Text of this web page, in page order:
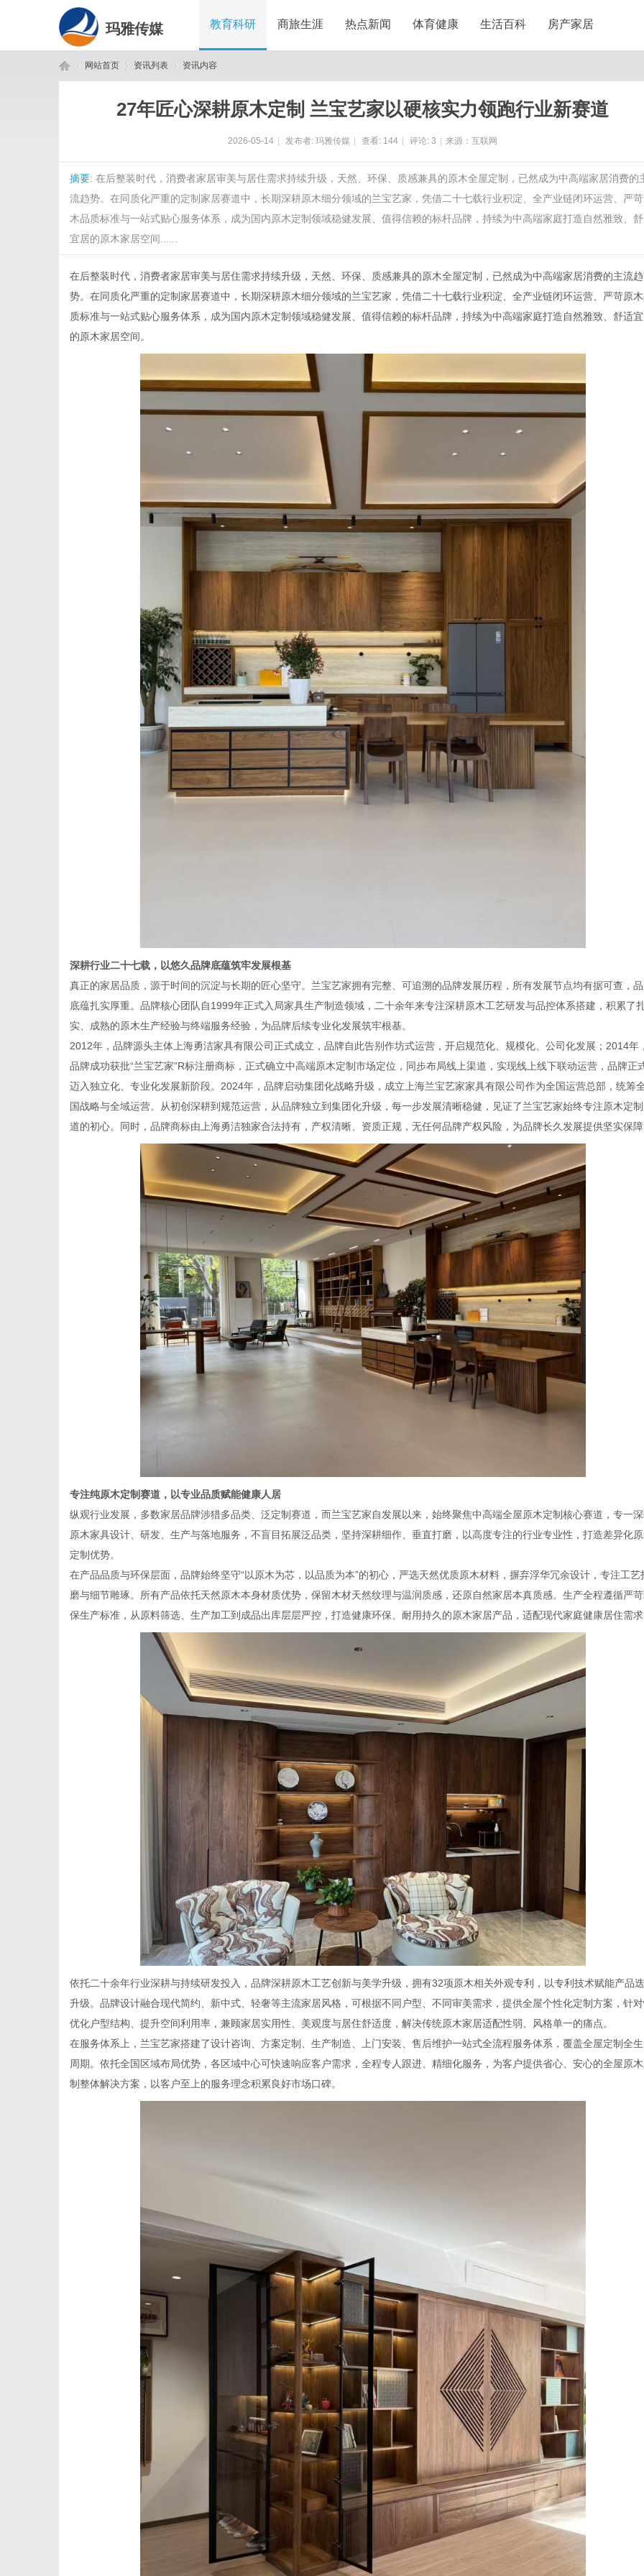
玛雅传媒 教育科研 商旅生涯 热点新闻 体育健康 生活百科 房产家居
网站首页 资讯列表 资讯内容
27年匠心深耕原木定制 兰宝艺家以硬核实力领跑行业新赛道
2026-05-14 发布者: 玛雅传媒 查看: 144 评论: 3 来源：互联网
摘要: 在后整装时代，消费者家居审美与居住需求持续升级，天然、环保、质感兼具的原木全屋定制，已然成为中高端家居消费的
流趋势。在同质化严重的定制家居赛道中，长期深耕原木细分领域的兰宝艺家，凭借二十七载行业积淀、全产业链闭环运营、严
木品质标准与一站式贴心服务体系，成为国内原木定制领域稳健发展、值得信赖的标杆品牌，持续为中高端家庭打造自然雅致、
宜居的原木家居空间......
在后整装时代，消费者家居审美与居住需求持续升级，天然、环保、质感兼具的原木全屋定制，已然成为中高端家居消费的主流趋
势。在同质化严重的定制家居赛道中，长期深耕原木细分领域的兰宝艺家，凭借二十七载行业积淀、全产业链闭环运营、严苛原
质标准与一站式贴心服务体系，成为国内原木定制领域稳健发展、值得信赖的标杆品牌，持续为中高端家庭打造自然雅致、舒适
的原木家居空间。
深耕行业二十七载，以悠久品牌底蕴筑牢发展根基
真正的家居品质，源于时间的沉淀与长期的匠心坚守。兰宝艺家拥有完整、可追溯的品牌发展历程，所有发展节点均有据可查，
底蕴扎实厚重。品牌核心团队自1999年正式入局家具生产制造领域，二十余年来专注深耕原木工艺研发与品控体系搭建，积累了
实、成熟的原木生产经验与终端服务经验，为品牌后续专业化发展筑牢根基。
2012年，品牌源头主体上海勇洁家具有限公司正式成立，品牌自此告别作坊式运营，开启规范化、规模化、公司化发展；2014年
品牌成功获批“兰宝艺家”R标注册商标，正式确立中高端原木定制市场定位，同步布局线上渠道，实现线上线下联动运营，品牌正
迈入独立化、专业化发展新阶段。2024年，品牌启动集团化战略升级，成立上海兰宝艺家家具有限公司作为全国运营总部，统筹
国战略与全域运营。从初创深耕到规范运营，从品牌独立到集团化升级，每一步发展清晰稳健，见证了兰宝艺家始终专注原木定
道的初心。同时，品牌商标由上海勇洁独家合法持有，产权清晰、资质正规，无任何品牌产权风险，为品牌长久发展提供坚实保
专注纯原木定制赛道，以专业品质赋能健康人居
纵观行业发展，多数家居品牌涉猎多品类、泛定制赛道，而兰宝艺家自发展以来，始终聚焦中高端全屋原木定制核心赛道，专一
原木家具设计、研发、生产与落地服务，不盲目拓展泛品类，坚持深耕细作、垂直打磨，以高度专注的行业专业性，打造差异化
定制优势。
在产品品质与环保层面，品牌始终坚守“以原木为芯，以品质为本”的初心，严选天然优质原木材料，摒弃浮华冗余设计，专注工艺
磨与细节雕琢。所有产品依托天然原木本身材质优势，保留木材天然纹理与温润质感，还原自然家居本真质感。生产全程遵循严
保生产标准，从原料筛选、生产加工到成品出库层层严控，打造健康环保、耐用持久的原木家居产品，适配现代家庭健康居住需
依托二十余年行业深耕与持续研发投入，品牌深耕原木工艺创新与美学升级，拥有32项原木相关外观专利，以专利技术赋能产品
升级。品牌设计融合现代简约、新中式、轻奢等主流家居风格，可根据不同户型、不同审美需求，提供全屋个性化定制方案，针
优化户型结构、提升空间利用率，兼顾家居实用性、美观度与居住舒适度，解决传统原木家居适配性弱、风格单一的痛点。
在服务体系上，兰宝艺家搭建了设计咨询、方案定制、生产制造、上门安装、售后维护一站式全流程服务体系，覆盖全屋定制全
周期。依托全国区域布局优势，各区域中心可快速响应客户需求，全程专人跟进、精细化服务，为客户提供省心、安心的全屋原
制整体解决方案，以客户至上的服务理念积累良好市场口碑。